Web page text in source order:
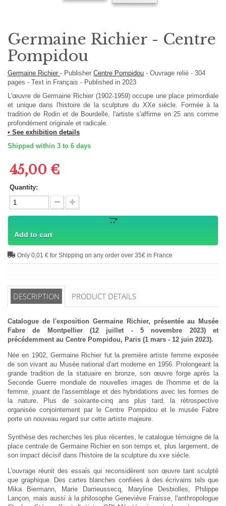
Germaine Richier - Centre
Pompidou
Germaine Richier - Publisher Centre Pompidou - Ouvrage relié - 304
pages - Text in Français - Published in 2023
L'œuvre de Germaine Richier (1902-1959) occupe une place primordiale
et unique dans l'histoire de la sculpture du XXe siècle. Formée à la
tradition de Rodin et de Bourdelle, l'artiste s'affirme en 25 ans comme
profondément originale et radicale.
• See exhibition details
Shipped within 3 to 6 days
45,00 €
Quantity:
Add to cart
Only 0,01 € for Shipping on any order over 35€ in France
DESCRIPTION PRODUCT DETAILS
Catalogue de l'exposition Germaine Richier, présentée au Musée
Fabre de Montpellier (12 juillet - 5 novembre 2023) et
précédemment au Centre Pompidou, Paris (1 mars - 12 juin 2023).
Née en 1902, Germaine Richier fut la première artiste femme exposée
de son vivant au Musée national d'art moderne en 1956. Prolongeant la
grande tradition de la statuaire en bronze, son œuvre forge après la
Seconde Guerre mondiale de nouvelles images de l'homme et de la
femme, jouant de l'assemblage et des hybridations avec les formes de
la nature. Plus de soixante-cinq ans plus tard, la rétrospective
organisée conjointement par le Centre Pompidou et le musée Fabre
porte un nouveau regard sur cette artiste majeure.
Synthèse des recherches les plus récentes, le catalogue témoigne de la
place centrale de Germaine Richier en son temps et, plus largement, de
son impact décisif dans l'histoire de la sculpture du xxe siècle.
L'ouvrage réunit des essais qui reconsidèrent son œuvre tant sculpté
que graphique. Des cartes blanches confiées à des écrivains tels que
Mika Biermann, Marie Darrieussecq, Maryline Desbiolles, Philippe
Lançon, mais aussi à la philosophe Geneviève Fraisse, l'anthropologue